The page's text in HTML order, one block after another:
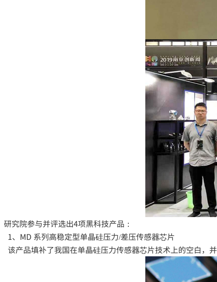
研究院参与并评选出4项黑科技产品：
1、MD 系列高稳定型单晶硅压力/差压传感器芯片
该产品填补了我国在单晶硅压力传感器芯片技术上的空白